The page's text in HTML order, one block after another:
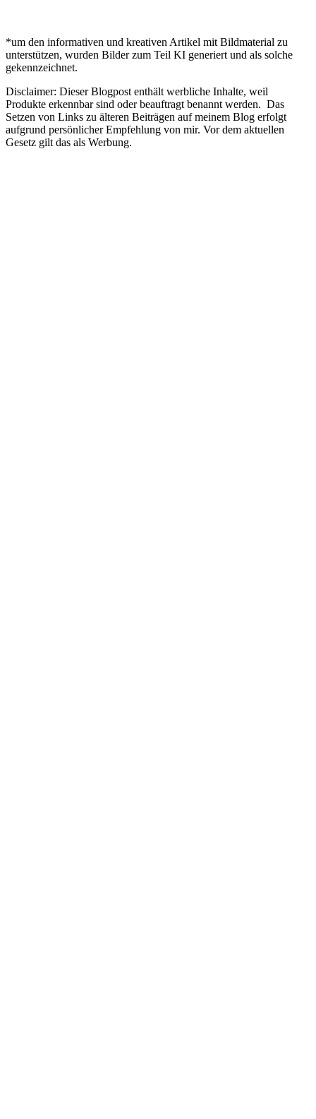
*um den informativen und kreativen Artikel mit Bildmaterial zu
unterstützen, wurden Bilder zum Teil KI generiert und als solche
gekennzeichnet.
Disclaimer: Dieser Blogpost enthält werbliche Inhalte, weil
Produkte erkennbar sind oder beauftragt benannt werden. Das
Setzen von Links zu älteren Beiträgen auf meinem Blog erfolgt
aufgrund persönlicher Empfehlung von mir. Vor dem aktuellen
Gesetz gilt das als Werbung.